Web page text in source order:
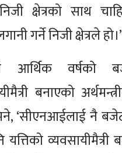
क्षेत्रको साथ
गर्ने निजी क्षेत्रले हो।’
आर्थिक वर्षको
बनाएको
‘सीएनआईलाई नै
यत्तिको व्यवसायीमैत्री